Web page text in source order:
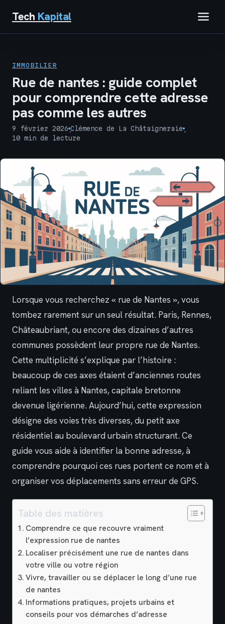
Tech Kapital
BUSINESS
MARKETING
IMMOBILIER
Rue de nantes : guide complet
pour comprendre cette adresse
pas comme les autres
9 février 2026
·
Clémence de La Châtaigneraie
·
10 min de lecture
Lorsque vous recherchez « rue de Nantes », vous
tombez rarement sur un seul résultat. Paris, Rennes,
Châteaubriant, ou encore des dizaines d’autres
communes possèdent leur propre rue de Nantes.
Cette multiplicité s’explique par l’histoire :
beaucoup de ces axes étaient d’anciennes routes
reliant les villes à Nantes, capitale bretonne
devenue ligérienne. Aujourd’hui, cette expression
désigne des voies très diverses, du petit axe
résidentiel au boulevard urbain structurant. Ce
guide vous aide à identifier la bonne adresse, à
comprendre pourquoi ces rues portent ce nom et à
organiser vos déplacements sans erreur de GPS.
Table des matières
Comprendre ce que recouvre vraiment
l’expression rue de nantes
Localiser précisément une rue de nantes dans
votre ville ou votre région
Vivre, travailler ou se déplacer le long d’une rue
de nantes
Informations pratiques, projets urbains et
conseils pour vos démarches d’adresse